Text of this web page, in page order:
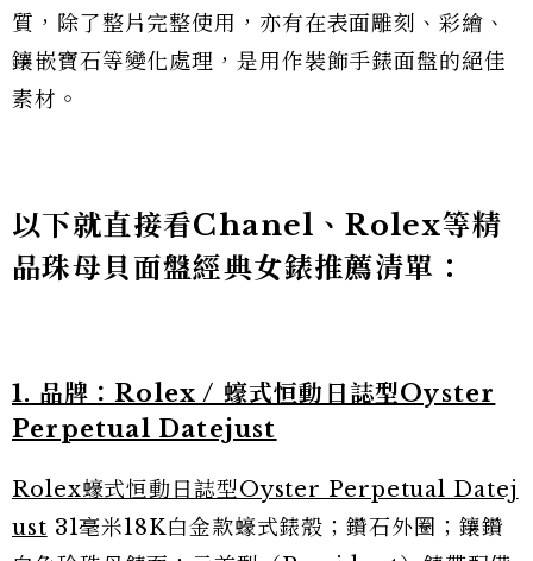
質，除了整片完整使用，亦有在表面雕刻、彩繪、
鑲嵌寶石等變化處理，是用作裝飾手錶面盤的絕佳
素材。
以下就直接看Chanel、Rolex等精
品珠母貝面盤經典女錶推薦清單：
1. 品牌：Rolex / 蠔式恒動日誌型Oyster
Perpetual Datejust
Rolex蠔式恒動日誌型Oyster Perpetual Datej
ust 31毫米18K白金款蠔式錶殼；鑽石外圈；鑲鑽